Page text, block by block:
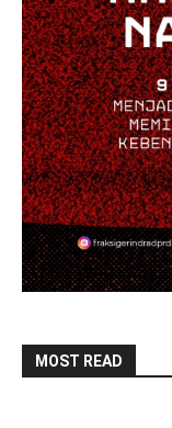
MOST READ